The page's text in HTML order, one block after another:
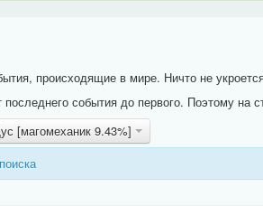
происходящие в мире. Ничто не
события до первого. Поэтому
[магомеханик 9.43%]